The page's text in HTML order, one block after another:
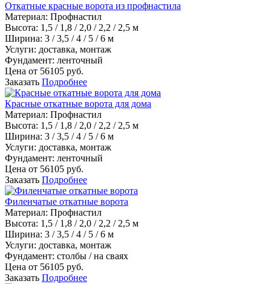
Откатные красные ворота из профнастила
Материал: Профнастил
Высота: 1,5 / 1,8 / 2,0 / 2,2 / 2,5 м
Ширина: 3 / 3,5 / 4 / 5 / 6 м
Услуги: доставка, монтаж
Фундамент: ленточный
Цена от 56105 руб.
Заказать Подробнее
Красные откатные ворота для дома
Материал: Профнастил
Высота: 1,5 / 1,8 / 2,0 / 2,2 / 2,5 м
Ширина: 3 / 3,5 / 4 / 5 / 6 м
Услуги: доставка, монтаж
Фундамент: ленточный
Цена от 56105 руб.
Заказать Подробнее
Филенчатые откатные ворота
Материал: Профнастил
Высота: 1,5 / 1,8 / 2,0 / 2,2 / 2,5 м
Ширина: 3 / 3,5 / 4 / 5 / 6 м
Услуги: доставка, монтаж
Фундамент: столбы / на сваях
Цена от 56105 руб.
Заказать Подробнее